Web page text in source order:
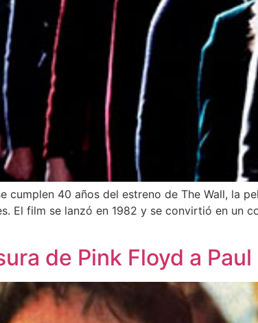
cumplen 40 años del estreno de The Wall, la
El film se lanzó en 1982 y se convirtió en un
de Pink Floyd a